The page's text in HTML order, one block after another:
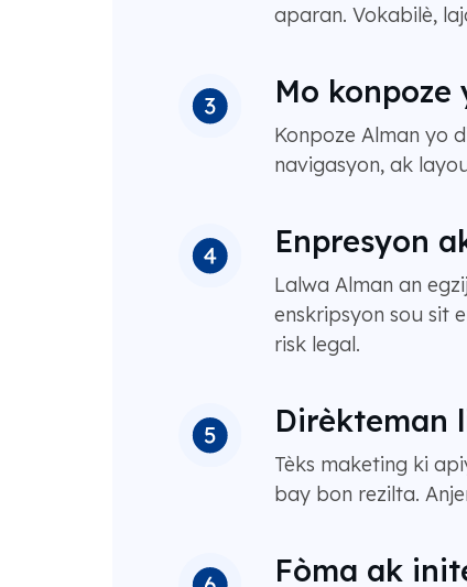
aparan. Vokabilè,
Mo
Konpoze Alman yo
navigasyon, ak
Enpresyon
Lalwa Alman an
enskripsyon sou sit
risk legal.
Dirèkteman
Tèks maketing ki
bay bon rezilta.
Fòma ak